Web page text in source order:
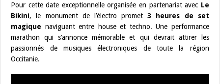
Pour cette date exceptionnelle organisée en partenariat avec Le
Bikini, le monument de l’électro promet3 heures de set
magique naviguant entre house et techno. Une performance
marathon qui s’annonce mémorable et qui devrait attirer les
passionnés de musiques électroniques de toute la région
Occitanie.